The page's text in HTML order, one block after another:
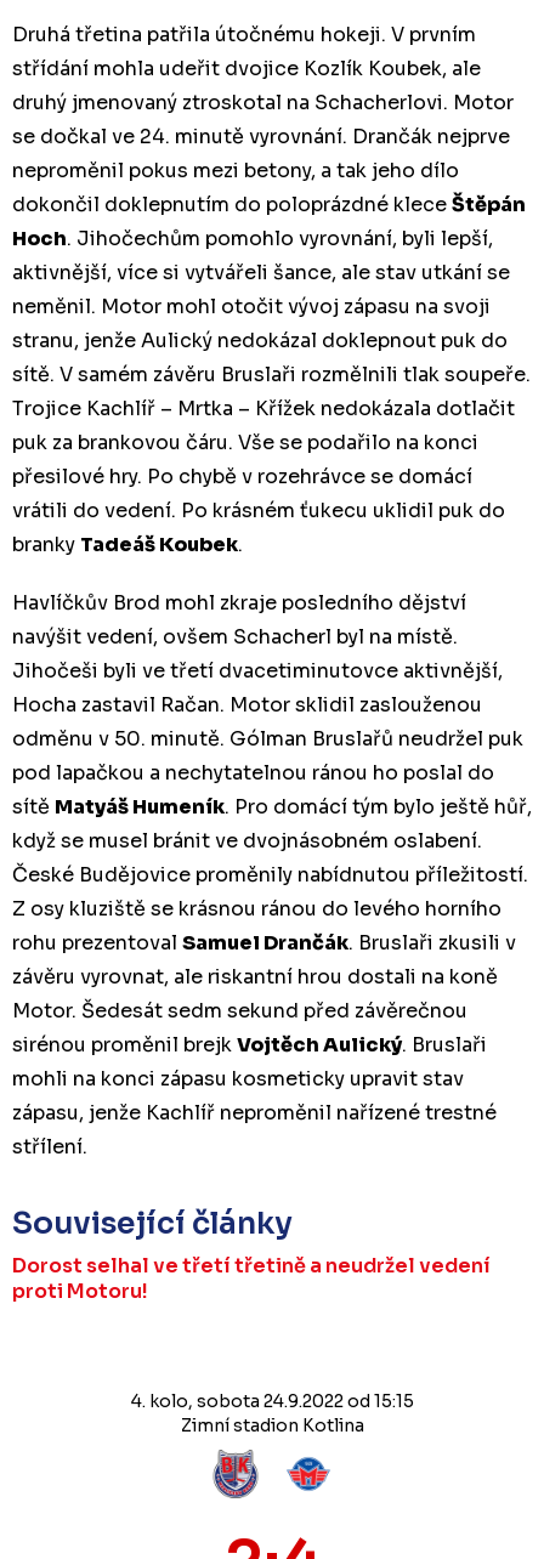
Druhá třetina patřila útočnému hokeji. V prvním
střídání mohla udeřit dvojice Kozlík Koubek, ale
druhý jmenovaný ztroskotal na Schacherlovi. Motor
se dočkal ve 24. minutě vyrovnání. Drančák nejprve
neproměnil pokus mezi betony, a tak jeho dílo
dokončil doklepnutím do poloprázdné kleceŠtěpán
Hoch. Jihočechům pomohlo vyrovnání, byli lepší,
aktivnější, více si vytvářeli šance, ale stav utkání se
neměnil. Motor mohl otočit vývoj zápasu na svoji
stranu, jenže Aulický nedokázal doklepnout puk do
sítě. V samém závěru Bruslaři rozmělnili tlak soupeře.
Trojice Kachlíř – Mrtka – Křížek nedokázala dotlačit
puk za brankovou čáru. Vše se podařilo na konci
přesilové hry. Po chybě v rozehrávce se domácí
vrátili do vedení. Po krásném ťukecu uklidil puk do
branky Tadeáš Koubek.
Havlíčkův Brod mohl zkraje posledního dějství
navýšit vedení, ovšem Schacherl byl na místě.
Jihočeši byli ve třetí dvacetiminutovce aktivnější,
Hocha zastavil Račan. Motor sklidil zaslouženou
odměnu v 50. minutě. Gólman Bruslařů neudržel puk
pod lapačkou a nechytatelnou ránou ho poslal do
sítě Matyáš Humeník. Pro domácí tým bylo ještě hůř,
když se musel bránit ve dvojnásobném oslabení.
České Budějovice proměnily nabídnutou příležitostí.
Z osy kluziště se krásnou ránou do levého horního
rohu prezentoval Samuel Drančák. Bruslaři zkusili v
závěru vyrovnat, ale riskantní hrou dostali na koně
Motor. Šedesát sedm sekund před závěrečnou
sirénou proměnil brejkVojtěch Aulický. Bruslaři
mohli na konci zápasu kosmeticky upravit stav
zápasu, jenže Kachlíř neproměnil nařízené trestné
střílení.
Související články
Dorost selhal ve třetí třetině a neudržel vedení
proti Motoru!
4. kolo, sobota 24.9.2022 od 15:15
Zimní stadion Kotlina